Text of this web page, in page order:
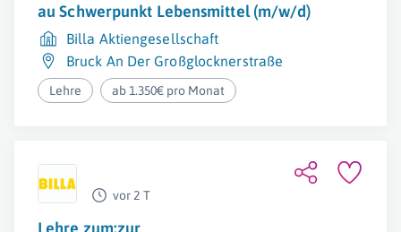
au Schwerpunkt Lebensmittel (m/w/d)
Billa Aktiengesellschaft
Bruck An Der Großglocknerstraße
Lehre ab 1.350€ pro Monat
vor 2 T
Lehre zum:zur